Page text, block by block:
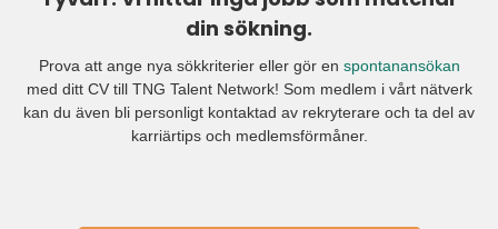
din sökning.
Prova att ange nya sökkriterier eller gör en spontanansökan
med ditt CV till TNG Talent Network! Som medlem i vårt nätverk
kan du även bli personligt kontaktad av rekryterare och ta del av
karriärtips och medlemsförmåner.